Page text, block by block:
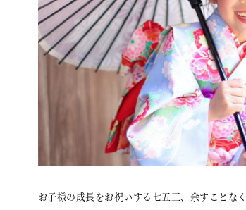
お子様の成長をお祝いする七五三、余すことな